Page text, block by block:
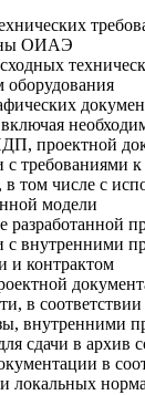
ОИАЭ
оборудования
проектной
с требованиями к
том числе с
модели
разработанной
с внутренними
и контрактом
в
внутренними
сдачи в архив
в
локальных